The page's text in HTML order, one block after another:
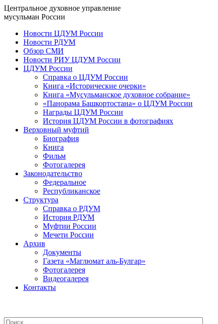
Центральное духовное управление
мусульман России
Новости ЦДУМ России
Новости РДУМ
Обзор СМИ
Новости РИУ ЦДУМ России
ЦДУМ России
Справка о ЦДУМ России
Книга «Исторические очерки»
Книга «Мусульманское духовное собрание»
«Панорама Башкортостана» о ЦДУМ России
Награды ЦДУМ России
История ЦДУМ России в фотографиях
Верховный муфтий
Биография
Книга
Фильм
Фотогалерея
Законодательство
Федеральное
Республиканское
Структура
Справка о РДУМ
История РДУМ
Муфтии России
Мечети России
Архив
Документы
Газета «Маглюмат аль-Булгар»
Фотогалерея
Видеогалерея
Контакты